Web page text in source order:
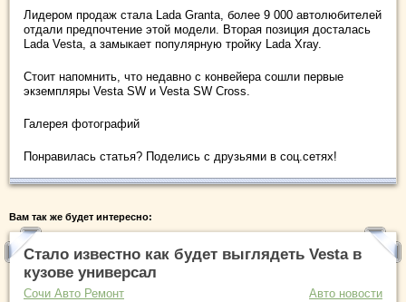
Лидером продаж стала Lada Grantа, более 9 000 автолюбителей
отдали предпочтение этой модели. Вторая позиция досталась
Lada Vesta, а замыкает популярную тройку Lada Xray.
Стоит напомнить, что недавно с конвейера сошли первые
экземпляры Vesta SW и Vesta SW Cross.
Галерея фотографий
Понравилась статья? Поделись с друзьями в соц.сетях!
Вам так же будет интересно:
Стало известно как будет выглядеть Vesta в
кузове универсал
Сочи Авто Ремонт Авто новости